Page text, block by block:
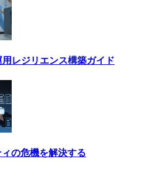
レジリエンス構築ガイド
の危機を解決する